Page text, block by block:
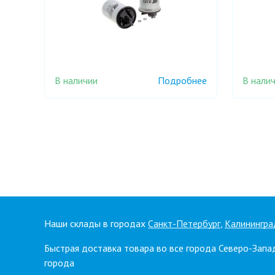
В наличии Подробнее В
Наши склады в городах Санкт-Петербург,
Быстрая доставка товара во все города Северо-
города